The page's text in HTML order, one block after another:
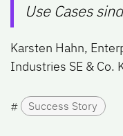
Use Cases
Karsten Hahn,
Industries SE & Co.
# Success Story